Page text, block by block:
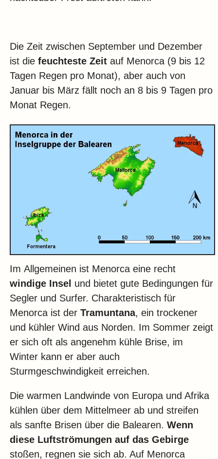
Die Zeit zwischen September und Dezember
ist die feuchteste Zeit auf Menorca (9 bis 12
Tagen Regen pro Monat), aber auch von
Januar bis März fällt noch an 8 bis 9 Tagen pro
Monat Regen.
Im Allgemeinen ist Menorca eine recht
windige Insel und bietet gute Bedingungen für
Segler und Surfer. Charakteristisch für
Menorca ist der Tramuntana, ein trockener
und kühler Wind aus Norden. Im Sommer zeigt
er sich oft als angenehm kühle Brise, im
Winter kann er aber auch
Sturmgeschwindigkeit erreichen.
Die warmen Landwinde von Europa und Afrika
kühlen über dem Mittelmeer ab und streifen
als sanfte Brisen über die Balearen. Wenn
diese Luftströmungen auf das Gebirge
stoßen, regnen sie sich ab. Auf Menorca